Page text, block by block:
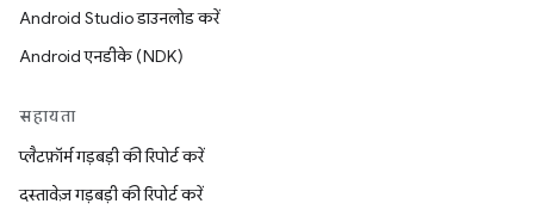
Android Studio डाउनलोड करें
Android एनडीके (NDK)
सहायता
प्लैटफ़ॉर्म गड़बड़ी की रिपोर्ट करें
दस्तावेज़ गड़बड़ी की रिपोर्ट करें